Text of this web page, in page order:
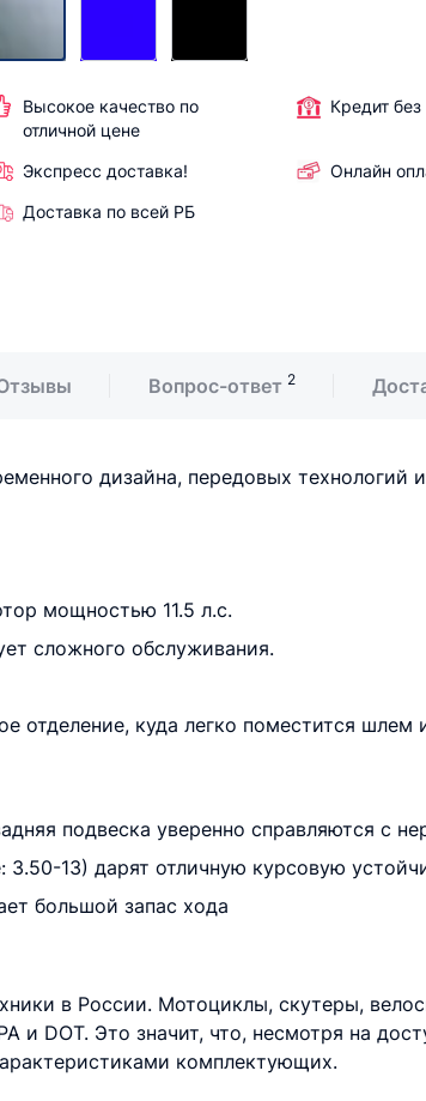
Высокое качество по
отличной цене
Кредит
Экспресс доставка!
Онлайн
Доставка по всей РБ
Вопрос-ответ 2
дизайна, передовых
мощностью 11.5 л.с.
сложного обслуживания.
отделение, куда легко поместится шлем
подвеска уверенно справляются с
13) дарят отличную курсовую
большой запас хода
в России. Мотоциклы, скутеры,
и DOT. Это значит, что, несмотря на
комплектующих.